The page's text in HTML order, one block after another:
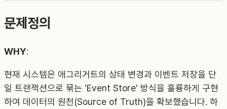
문제정의
WHY:
현재 시스템은 애그리거트의 상태 변경과 이벤트 저장을 단
일 트랜잭션으로 묶는 'Event Store' 방식을 훌륭하게 구현
하여 데이터의 원천(Source of Truth)을 확보했습니다. 하